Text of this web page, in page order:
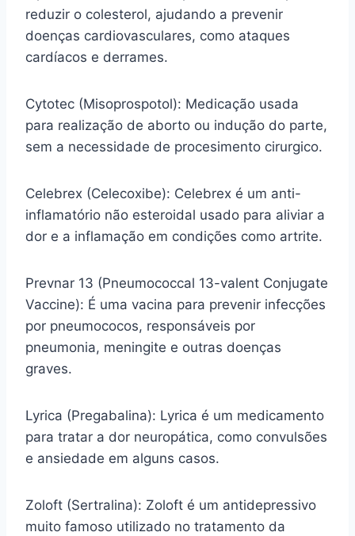
reduzir o colesterol, ajudando a prevenir
doenças cardiovasculares, como ataques
cardíacos e derrames.
Cytotec (Misoprospotol): Medicação usada
para realização de aborto ou indução do parte,
sem a necessidade de procesimento cirurgico.
Celebrex (Celecoxibe): Celebrex é um anti-
inflamatório não esteroidal usado para aliviar a
dor e a inflamação em condições como artrite.
Prevnar 13 (Pneumococcal 13-valent Conjugate
Vaccine): É uma vacina para prevenir infecções
por pneumococos, responsáveis por
pneumonia, meningite e outras doenças
graves.
Lyrica (Pregabalina): Lyrica é um medicamento
para tratar a dor neuropática, como convulsões
e ansiedade em alguns casos.
Zoloft (Sertralina): Zoloft é um antidepressivo
muito famoso utilizado no tratamento da